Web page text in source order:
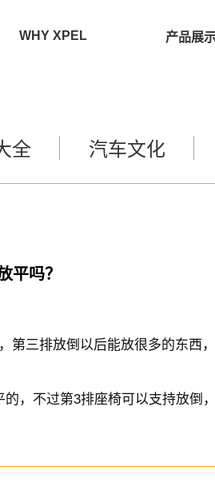
WHY XPEL 产品展
全 汽车文化
平吗？
第三排放倒以后能放很多的东西
，不过第3排座椅可以支持放倒